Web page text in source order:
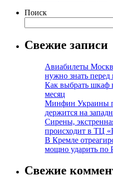
Поиск
Свежие записи
Авиабилеты
нужно знать перед
Как выбрать шкаф
месяц
Минфин Украины
держится на
Сирены,
происходит в ТЦ
В Кремле
мощно ударить по
Свежие